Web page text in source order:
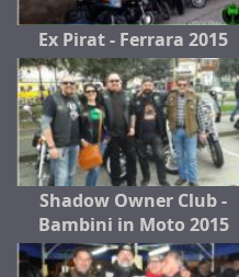
Ex Pirat - Ferrara 2015
Shadow Owner Club -
Bambini in Moto 2015